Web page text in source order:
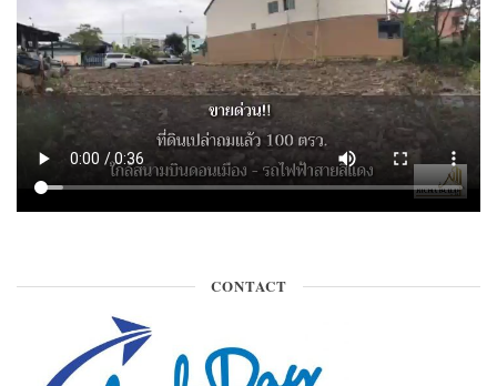
CONTACT